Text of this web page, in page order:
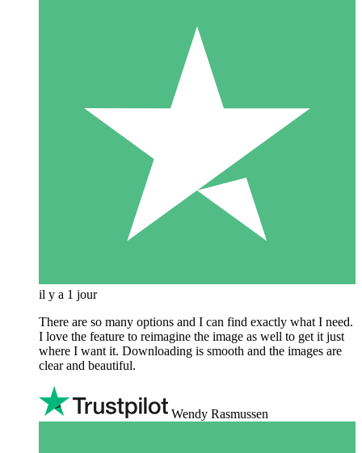
il y a 1 jour
There are so many options and I can find exactly what I need.
I love the feature to reimagine the image as well to get it just
where I want it. Downloading is smooth and the images are
clear and beautiful.
Wendy Rasmussen